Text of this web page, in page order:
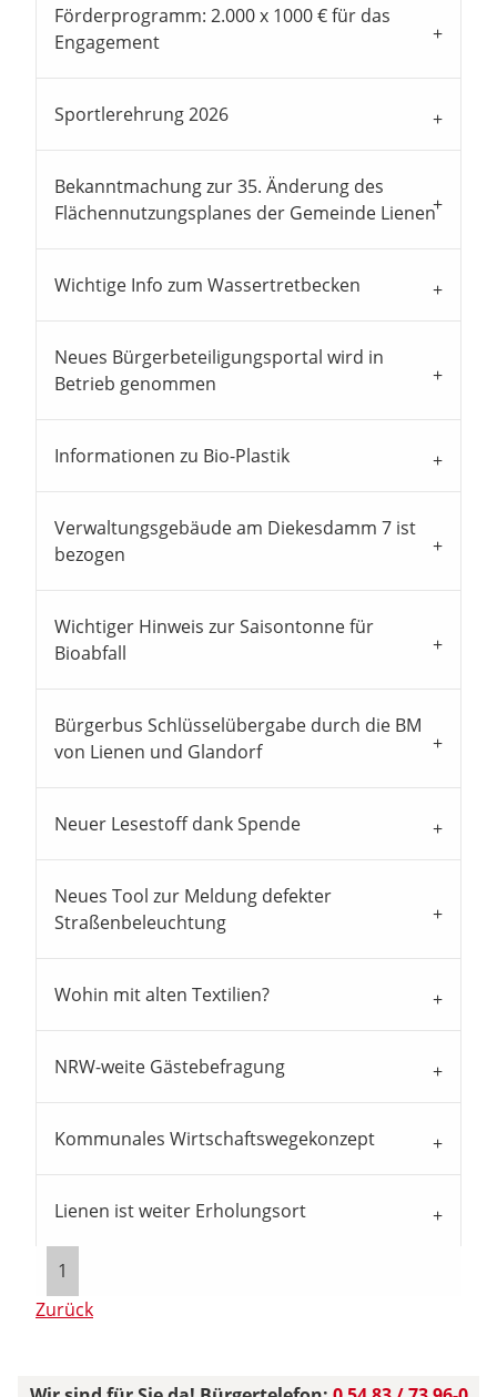
Förderprogramm: 2.000 x 1000 € für das
Engagement
Sportlerehrung 2026
Bekanntmachung zur 35. Änderung des
Flächennutzungsplanes der Gemeinde Lienen
Wichtige Info zum Wassertretbecken
Neues Bürgerbeteiligungsportal wird in
Betrieb genommen
Informationen zu Bio-Plastik
Verwaltungsgebäude am Diekesdamm 7 ist
bezogen
Wichtiger Hinweis zur Saisontonne für
Bioabfall
Bürgerbus Schlüsselübergabe durch die BM
von Lienen und Glandorf
Neuer Lesestoff dank Spende
Neues Tool zur Meldung defekter
Straßenbeleuchtung
Wohin mit alten Textilien?
NRW-weite Gästebefragung
Kommunales Wirtschaftswegekonzept
Lienen ist weiter Erholungsort
1
Zurück